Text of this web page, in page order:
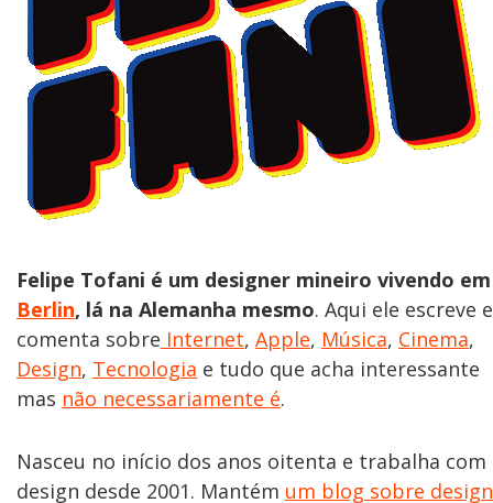
Felipe Tofani é um designer mineiro vivendo em
Berlin, lá na Alemanha mesmo. Aqui ele escreve e
comenta sobre Internet, Apple, Música, Cinema,
Design, Tecnologia e tudo que acha interessante
mas não necessariamente é.
Nasceu no início dos anos oitenta e trabalha com
design desde 2001. Mantém um blog sobre design